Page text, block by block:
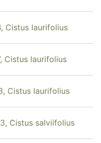
Cistus laurifolius
Cistus laurifolius
Cistus laurifolius
Cistus salviifolius